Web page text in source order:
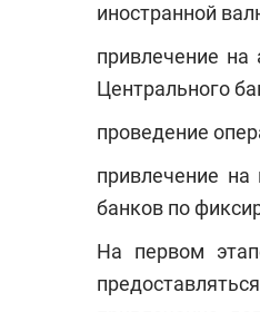
иностранной
привлечение на
Центрального
проведение
привлечение
банков по
На первом